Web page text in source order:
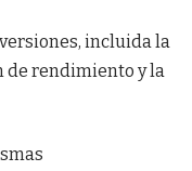
incluida la
de rendimiento y la